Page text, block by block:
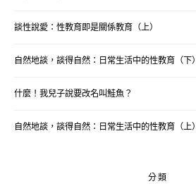
談性說愛：性教育即是關係教育（上）
自然地談，談得自然：日常生活中的性教育（下）
什麼！我兒子說要改名叫鮭魚？
自然地談，談得自然：日常生活中的性教育（上）
分類